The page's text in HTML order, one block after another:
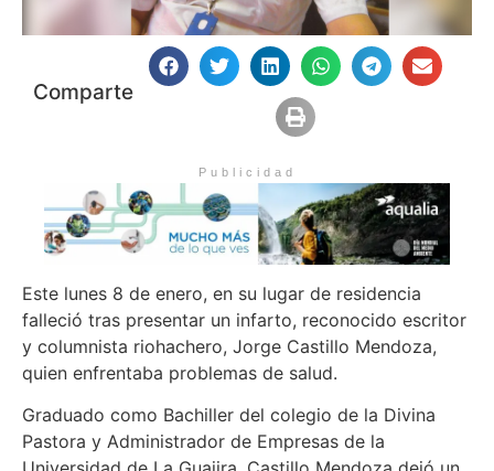
Comparte
Publicidad
Este lunes 8 de enero, en su lugar de residencia
falleció tras presentar un infarto, reconocido escritor
y columnista riohachero, Jorge Castillo Mendoza,
quien enfrentaba problemas de salud.
Graduado como Bachiller del colegio de la Divina
Pastora y Administrador de Empresas de la